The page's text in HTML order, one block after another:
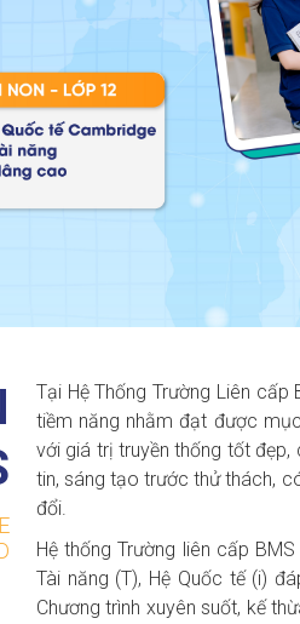
Tại Hệ Thống Trường Liên
tiềm năng nhằm đạt được
với giá trị truyền thống tốt
tin, sáng tạo trước thử thách,
đổi.
Hệ thống Trường liên cấp
Tài năng (T), Hệ Quốc tế (i)
Chương trình xuyên suốt, kế